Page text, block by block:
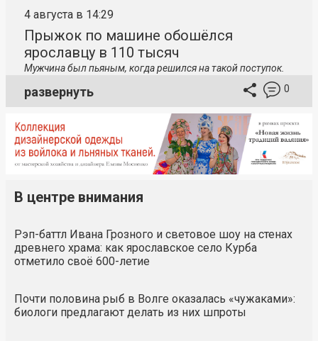
4 августа в 14:29
Прыжок по машине обошёлся
ярославцу в 110 тысяч
Мужчина был пьяным, когда решился на такой поступок.
развернуть 0
В центре внимания
Рэп-баттл Ивана Грозного и световое шоу на стенах
древнего храма: как ярославское село Курба
отметило своё 600-летие
Почти половина рыб в Волге оказалась «чужаками»:
биологи предлагают делать из них шпроты